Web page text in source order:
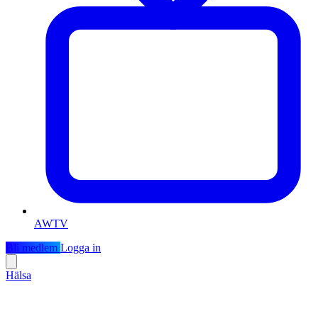
AWTV
Bli medlem Logga in
Hälsa